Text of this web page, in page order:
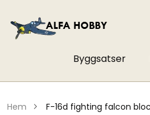
Byggsatser
hem f-16d fighting falcon